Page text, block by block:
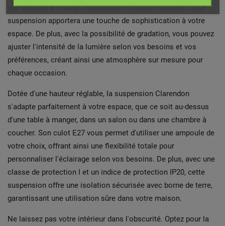
une ambiance vintage, industrielle ou contemporaine, cette
suspension apportera une touche de sophistication à votre
espace. De plus, avec la possibilité de gradation, vous pouvez
ajuster l'intensité de la lumière selon vos besoins et vos
préférences, créant ainsi une atmosphère sur mesure pour
chaque occasion.
Dotée d'une hauteur réglable, la suspension Clarendon
s'adapte parfaitement à votre espace, que ce soit au-dessus
d'une table à manger, dans un salon ou dans une chambre à
coucher. Son culot E27 vous permet d'utiliser une ampoule de
votre choix, offrant ainsi une flexibilité totale pour
personnaliser l'éclairage selon vos besoins. De plus, avec une
classe de protection I et un indice de protection IP20, cette
suspension offre une isolation sécurisée avec borne de terre,
garantissant une utilisation sûre dans votre maison.
Ne laissez pas votre intérieur dans l'obscurité. Optez pour la